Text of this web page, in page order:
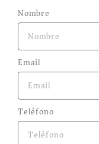
Nombre
Email
Teléfono